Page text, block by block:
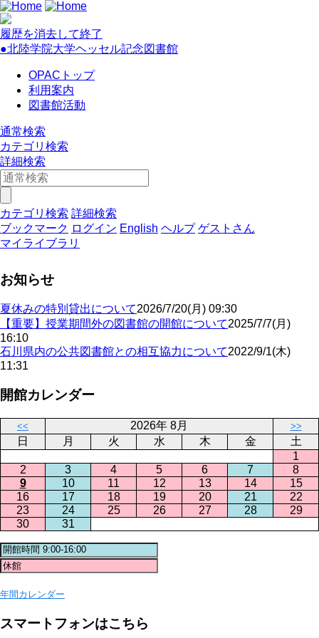
履歴を消去して終了
●北陸学院大学ヘッセル記念図書館
OPACトップ
利用案内
図書館活動
通常検索
カテゴリ検索
詳細検索
カテゴリ検索 詳細検索
ブックマーク ログイン English ヘルプ ゲストさん
マイライブラリ
お知らせ
夏休みの特別貸出について2026/7/20(月) 09:30
【重要】授業期間外の図書館の開館について2025/7/7(月)
16:10
石川県内の公共図書館との相互協力について2022/9/1(木)
11:31
開館カレンダー
<< 2026年 8月 >>
日 月 火 水 木 金
土
1
2
3 4 5 6 7
8
9
10 11 12 13 14
15
16
17 18 19 20 21
22
23
24 25 26 27 28
29
30
31
年間カレンダー
スマートフォンはこちら